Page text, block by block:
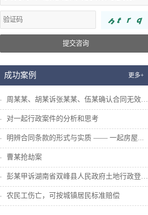
提交咨询
成功案例 更多+
周某某、胡某诉张某某、伍某确认合同无效纠...
对一起行政案件的分析和思考
明辨合同条款的形式与实质 —— 一起房屋...
曹某抢劫案
彭某甲诉湖南省双峰县人民政府土地行政登记...
农民工伤亡，可按城镇居民标准赔偿